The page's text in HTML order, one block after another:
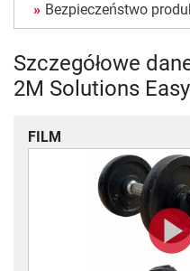
Bezpieczeństwo
Szczegółowe
2M Solutions
FILM